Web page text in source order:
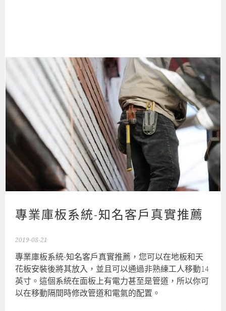
專業庫板系統-知名客戶真實推薦
2019-08-21
專業庫板系統-知名客戶真實推薦，您可以在地板和天
花板安裝後將其放入，並且可以通過非熟練工人移動14
英寸。這個系統在面板上有電力甚至是管道，所以你可
以在移動隔間時修改管道和電氣的配置。